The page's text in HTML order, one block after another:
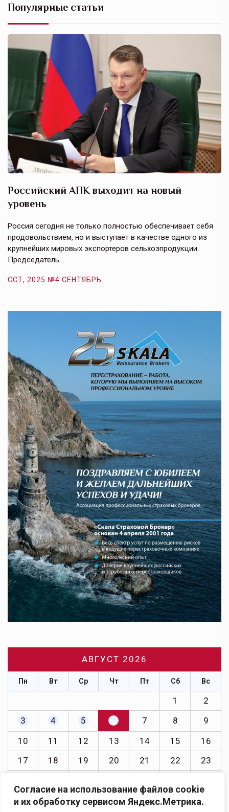
Согласие на использование файлов cookie
и их обработку сервисом Яндекс.Метрика.
Популярные статьи
Российский АПК выходит на новый
уровень
Россия сегодня не только полностью обеспечивает себя
продовольствием, но и выступает в качестве одного из
крупнейших мировых экспортеров сельхозпродукции.
Председатель…
ССТ, 2025 №4 СЕНТЯБРЬ
АВГУСТ 2026
Пн Вт Ср Чт Пт Сб Вс
1
2
3
4 5 6 7 8
9
10
11 12 13 14 15
16
17
18 19 20 21 22
23
31